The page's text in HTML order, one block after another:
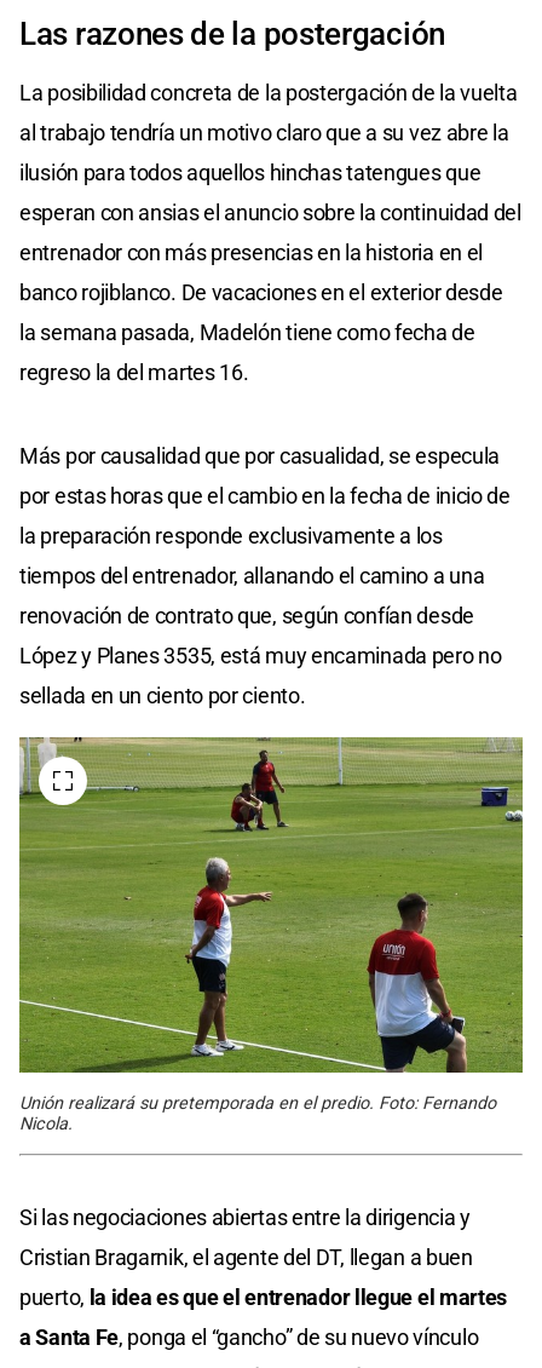
Las razones de la postergación
La posibilidad concreta de la postergación de la vuelta
al trabajo tendría un motivo claro que a su vez abre la
ilusión para todos aquellos hinchas tatengues que
esperan con ansias el anuncio sobre la continuidad del
entrenador con más presencias en la historia en el
banco rojiblanco. De vacaciones en el exterior desde
la semana pasada, Madelón tiene como fecha de
regreso la del martes 16.
Más por causalidad que por casualidad, se especula
por estas horas que el cambio en la fecha de inicio de
la preparación responde exclusivamente a los
tiempos del entrenador, allanando el camino a una
renovación de contrato que, según confían desde
López y Planes 3535, está muy encaminada pero no
sellada en un ciento por ciento.
Unión realizará su pretemporada en el predio. Foto: Fernando
Nicola.
Si las negociaciones abiertas entre la dirigencia y
Cristian Bragarnik, el agente del DT, llegan a buen
puerto, la idea es que el entrenador llegue el martes
a Santa Fe, ponga el “gancho” de su nuevo vínculo